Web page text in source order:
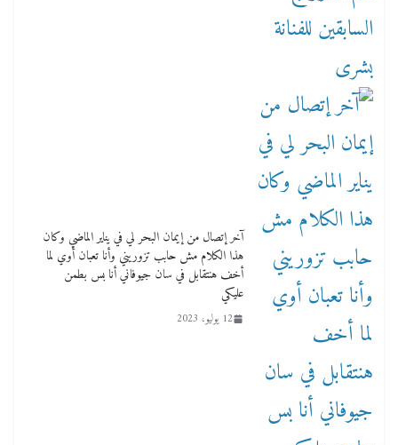
آخر إتصال من إيمان البحر لي في يناير الماضي وكان
هذا الكلام مش حابب تزوريني وأنا تعبان أوي لما
أخف هنتقابل في سان جيوفاني أنا بس بطمن
عليكي
12 يوليو، 2023